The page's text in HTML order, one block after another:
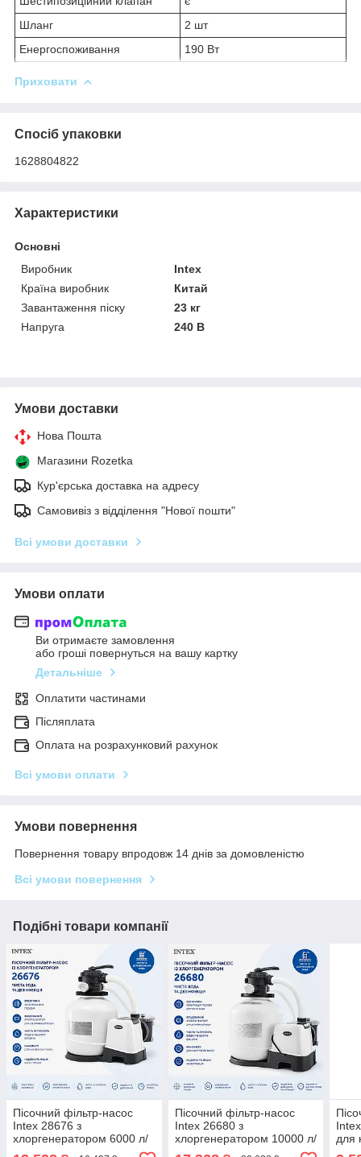
Шланг
2 шт
Енергоспоживання
190 Вт
Приховати
Спосіб упаковки
1628804822
Характеристики
Основні
Виробник
Intex
Країна виробник
Китай
Завантаження піску
23 кг
Напруга
240 В
Умови доставки
Нова Пошта
Магазини Rozetka
Кур'єрська доставка на адресу
Самовивіз з відділення "Нової пошти"
Всі умови доставки
Умови оплати
Ви отримаєте замовлення
або гроші повернуться на вашу картку
Детальніше
Оплатити частинами
Післяплата
Оплата на розрахунковий рахунок
Всі умови оплати
Умови повернення
Повернення товару впродовж 14 днів за домовленістю
Всі умови повернення
Подібні товари компанії
Пісочний фільтр-насос
Intex 28676 з
хлоргенератором 6000 л/
Пісочний фільтр-насос
Intex 26680 з
хлоргенератором 10000 л/
год для басейнів до 60000
для